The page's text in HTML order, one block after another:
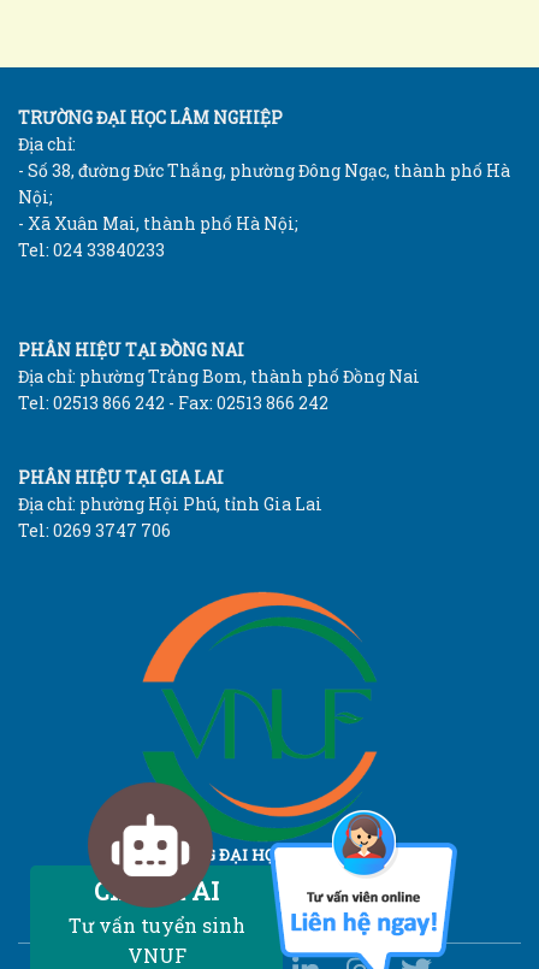
TRƯỜNG ĐẠI HỌC LÂM NGHIỆP
Địa chỉ:
- Số 38, đường Đức Thắng, phường Đông Ngạc, thành phố Hà
Nội;
- Xã Xuân Mai, thành phố Hà Nội;
Tel: 024 33840233
PHÂN HIỆU TẠI ĐỒNG NAI
Địa chỉ: phường Trảng Bom, thành phố Đồng Nai
Tel: 02513 866 242 - Fax: 02513 866 242
PHÂN HIỆU TẠI GIA LAI
Địa chỉ: phường Hội Phú, tỉnh Gia Lai
Tel: 0269 3747 706
TRƯỜNG ĐẠI HỌC LÂM NGHIỆP
Vietnam National University of Forestry
Chatbot AI
Tư vấn tuyển sinh
VNUF